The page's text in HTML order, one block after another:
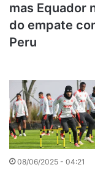
mas Equador
do empate
Peru
08/06/2025 - 04:21